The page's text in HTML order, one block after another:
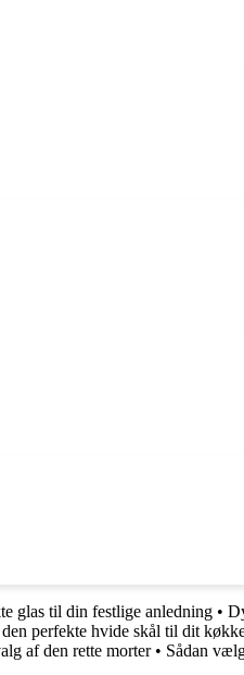
glas til din festlige anledning •
perfekte hvide skål til dit
af den rette morter• Sådan